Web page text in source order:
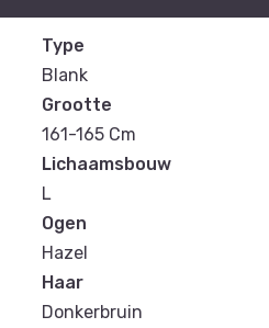
Type
Blank
Grootte
161-165 Cm
Lichaamsbouw
L
Ogen
Hazel
Haar
Donkerbruin